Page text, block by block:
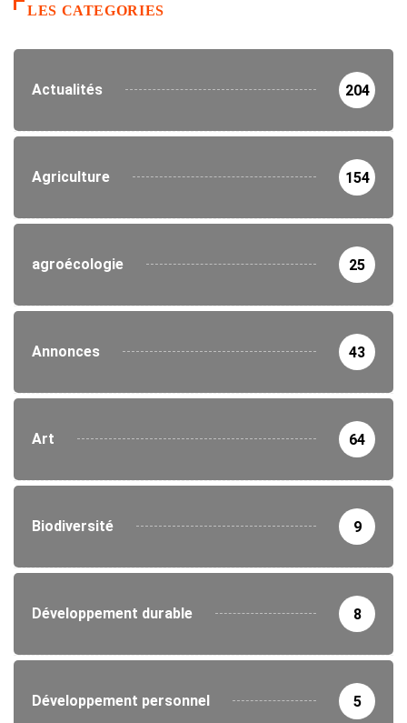
LES CATEGORIES
Actualités 204
Agriculture 154
agroécologie 25
Annonces 43
Art 64
Biodiversité 9
Développement durable 8
Développement personnel 5